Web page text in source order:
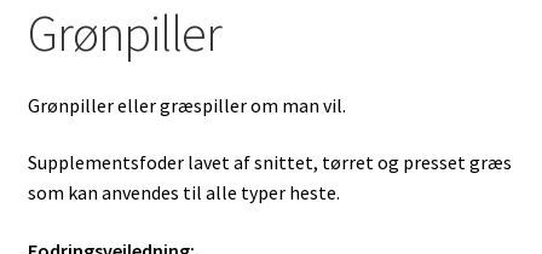
Grønpiller
Grønpiller eller græspiller om man vil.
Supplementsfoder lavet af snittet, tørret og presset græs
som kan anvendes til alle typer heste.